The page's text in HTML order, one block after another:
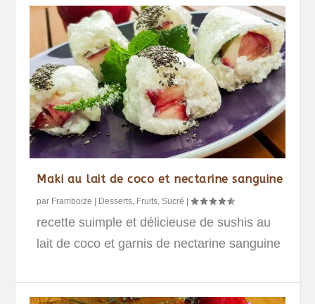
Maki au lait de coco et nectarine sanguine
par Framboize Desserts, Fruits,Sucré |
recette suimple et délicieuse de sushis au
lait de coco et garnis de nectarine sanguine